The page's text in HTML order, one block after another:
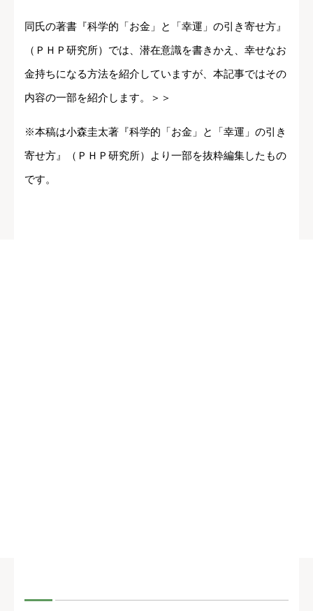
同氏の著書『科学的「お金」と「幸運」の引き寄せ方』
（ＰＨＰ研究所）では、潜在意識を書きかえ、幸せなお
金持ちになる方法を紹介していますが、本記事ではその
内容の一部を紹介します。＞＞
※本稿は小森圭太著『科学的「お金」と「幸運」の引き
寄せ方』（ＰＨＰ研究所）より一部を抜粋編集したもの
です。